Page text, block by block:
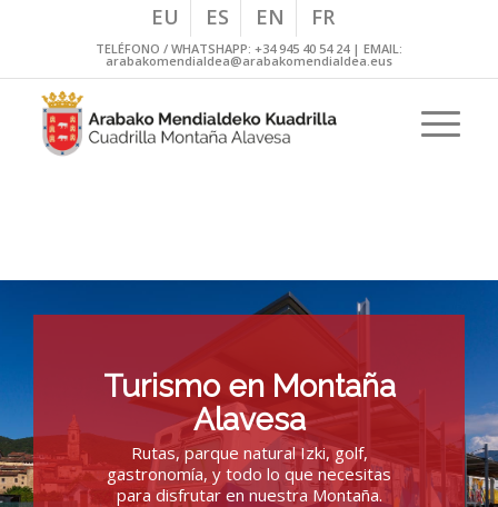
EU ES EN FR
TELÉFONO / WHATSHAPP: +34 945 40 54 24| EMAIL:
arabakomendialdea@arabakomendialdea.eus
Turismo en Montaña
Alavesa
Rutas, parque natural Izki, golf,
gastronomía, y todo lo que necesitas
para disfrutar en nuestra Montaña.